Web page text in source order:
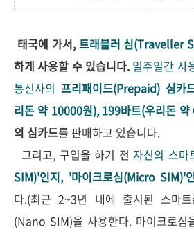
태국에 가서,트래블러 심(Traveller
하게 사용할 수 있습니다. 일주일간 사
통신사의 프리패이드(Prepaid) 심카
리돈 약 10000원), 199바트(우리돈
의 심카드를 판매하고 있습니다.
그리고, 구입을 하기 전 자신의 스마
SIM)'인지, '마이크로심(Micro SIM)'
다.(최근 2~3년 내에 출시된 스마
(Nano SIM)을 사용한다. 마이크로심